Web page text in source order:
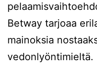
Betway tarjoaa
mainoksia
vedonlyöntimieltä.